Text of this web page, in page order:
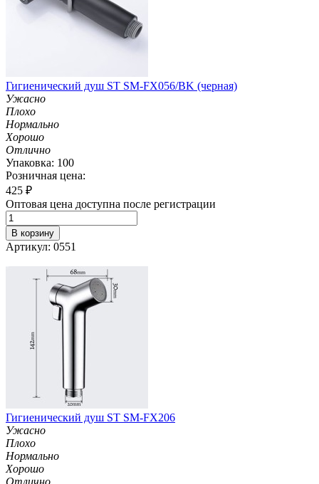
Гигиенический душ ST SM-FX056/BK (черная)
Ужасно
Плохо
Нормально
Хорошо
Отлично
Упаковка: 100
Розничная цена:
425 ₽
Оптовая цена доступна после регистрации
В корзину
Артикул: 0551
Гигиенический душ ST SM-FX206
Ужасно
Плохо
Нормально
Хорошо
Отлично